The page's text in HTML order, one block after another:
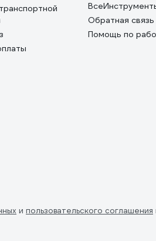
Обратная связь
Помощь по
и пользовательского соглашения